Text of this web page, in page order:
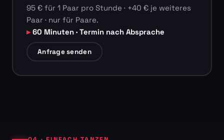
95 € für 1 Paar pro Stunde · +40 € je weiteres
Paar · nur für Paare.
60 Minuten · Termin nach Absprache
Anfrage senden